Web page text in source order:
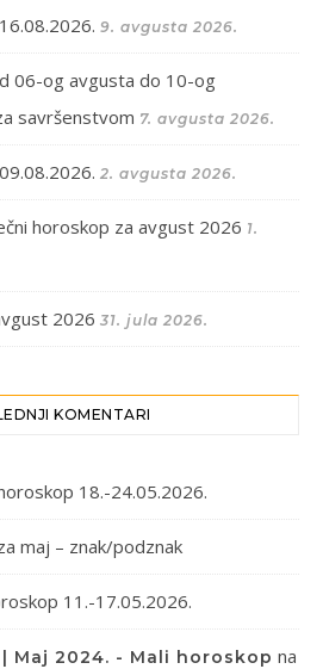
9. avgusta 2026.
06-og avgusta do 10-og
savršenstvom 7. avgusta 2026.
2. avgusta 2026.
horoskop za avgust 2026 1.
2026 31. jula 2026.
KOMENTARI
18.-24.05.2026.
maj – znak/podznak
11.-17.05.2026.
Maj 2024. - Mali horoskop na